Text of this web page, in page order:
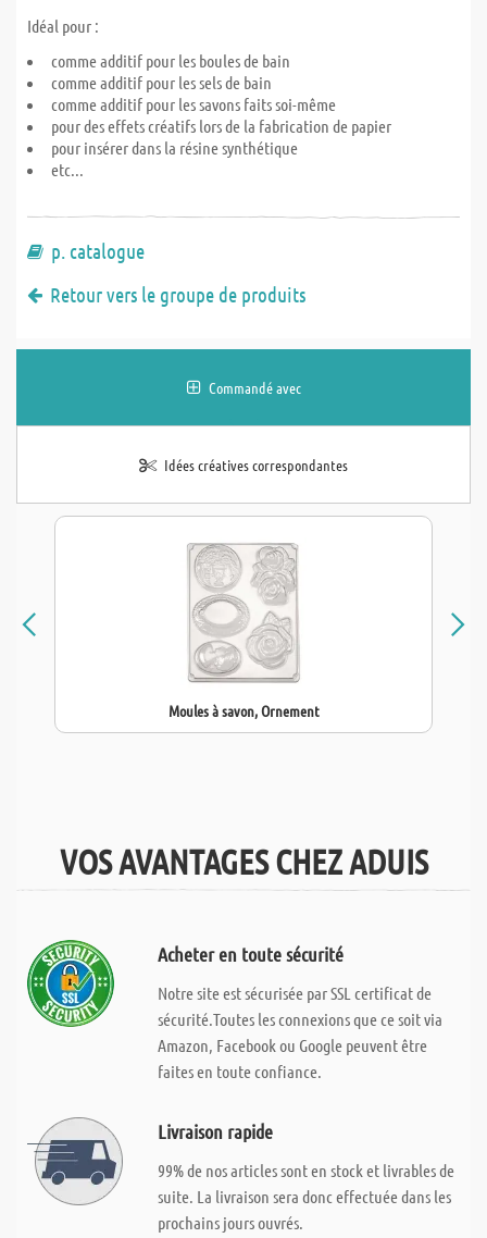
Idéal pour :
comme additif pour les boules de bain
comme additif pour les sels de bain
comme additif pour les savons faits soi-même
pour des effets créatifs lors de la fabrication de papier
pour insérer dans la résine synthétique
etc...
p. catalogue
Retour vers le groupe de produits
Commandé avec
Idées créatives correspondantes
Moules à savon, Ornement
VOS AVANTAGES CHEZ ADUIS
Acheter en toute sécurité
Notre site est sécurisée par SSL certificat de
sécurité.Toutes les connexions que ce soit via
Amazon, Facebook ou Google peuvent être
faites en toute confiance.
Livraison rapide
99% de nos articles sont en stock et livrables de
suite. La livraison sera donc effectuée dans les
prochains jours ouvrés.